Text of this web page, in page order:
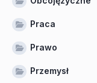
Praca
Prawo
Przemysł